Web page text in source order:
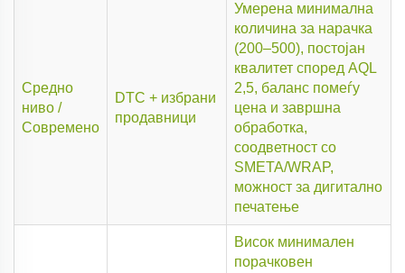
Средно
ниво /
Современо
DTC + избрани
продавници
Умерена минимална
количина за нарачка
(200–500), постојан
квалитет според AQL
2,5, баланс помеѓу
цена и завршна
обработка,
соодветност со
SMETA/WRAP,
можност за дигитално
печатење
Висок минимален
порачковен